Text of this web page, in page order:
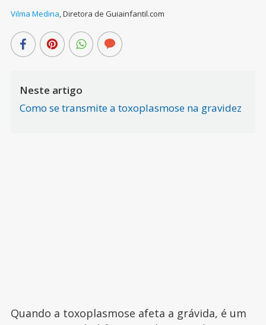
Vilma Medina,Diretora de Guiainfantil.com
Neste artigo
Como se transmite a toxoplasmose na gravidez
Quando a toxoplasmose afeta a grávida, é um